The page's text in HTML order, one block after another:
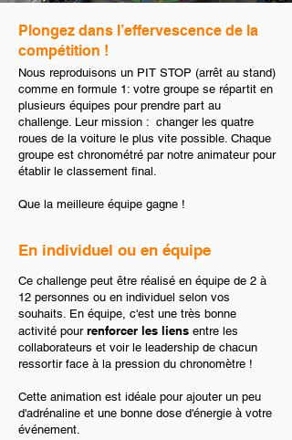
Plongez dans l’effervescence de la
compétition !
Nous reproduisons un PIT STOP (arrêt au stand)
comme en formule 1: votre groupe se répartit en
plusieurs équipes pour prendre part au
challenge. Leur mission : changer les quatre
roues de la voiture le plus vite possible. Chaque
groupe est chronométré par notre animateur pour
établir le classement final.
Que la meilleure équipe gagne !
En individuel ou en équipe
Ce challenge peut être réalisé en équipe de 2 à
12 personnes ou en individuel selon vos
souhaits. En équipe, c'est une très bonne
activité pour renforcer les liens entre les
collaborateurs et voir le leadership de chacun
ressortir face à la pression du chronomètre !
Cette animation est idéale pour ajouter un peu
d'adrénaline et une bonne dose d'énergie à votre
événement.